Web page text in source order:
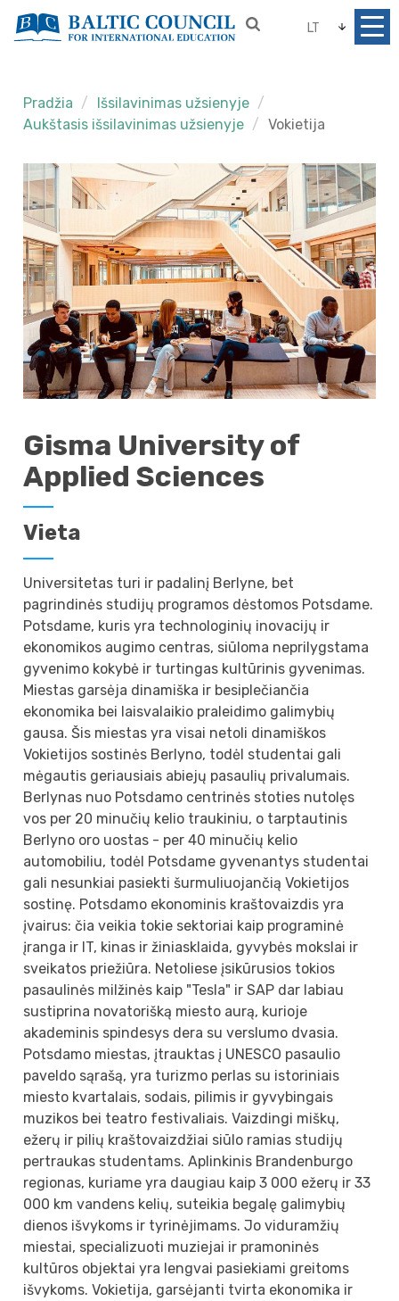
LT
Pradžia
Išsilavinimas užsienyje
Aukštasis išsilavinimas užsienyje
Vokietija
Gisma University of
Applied Sciences
Vieta
Universitetas turi ir padalinį Berlyne, bet
pagrindinės studijų programos dėstomos Potsdame.
Potsdame, kuris yra technologinių inovacijų ir
ekonomikos augimo centras, siūloma neprilygstama
gyvenimo kokybė ir turtingas kultūrinis gyvenimas.
Miestas garsėja dinamiška ir besiplečiančia
ekonomika bei laisvalaikio praleidimo galimybių
gausa. Šis miestas yra visai netoli dinamiškos
Vokietijos sostinės Berlyno, todėl studentai gali
mėgautis geriausiais abiejų pasaulių privalumais.
Berlynas nuo Potsdamo centrinės stoties nutolęs
vos per 20 minučių kelio traukiniu, o tarptautinis
Berlyno oro uostas - per 40 minučių kelio
automobiliu, todėl Potsdame gyvenantys studentai
gali nesunkiai pasiekti šurmuliuojančią Vokietijos
sostinę. Potsdamo ekonominis kraštovaizdis yra
įvairus: čia veikia tokie sektoriai kaip programinė
įranga ir IT, kinas ir žiniasklaida, gyvybės mokslai ir
sveikatos priežiūra. Netoliese įsikūrusios tokios
pasaulinės milžinės kaip "Tesla" ir SAP dar labiau
sustiprina novatorišką miesto aurą, kurioje
akademinis spindesys dera su verslumo dvasia.
Potsdamo miestas, įtrauktas į UNESCO pasaulio
paveldo sąrašą, yra turizmo perlas su istoriniais
miesto kvartalais, sodais, pilimis ir gyvybingais
muzikos bei teatro festivaliais. Vaizdingi miškų,
ežerų ir pilių kraštovaizdžiai siūlo ramias studijų
pertraukas studentams. Aplinkinis Brandenburgo
regionas, kuriame yra daugiau kaip 3 000 ežerų ir 33
000 km vandens kelių, suteikia begalę galimybių
dienos išvykoms ir tyrinėjimams. Jo viduramžių
miestai, specializuoti muziejai ir pramoninės
kultūros objektai yra lengvai pasiekiami greitoms
išvykoms. Vokietija, garsėjanti tvirta ekonomika ir